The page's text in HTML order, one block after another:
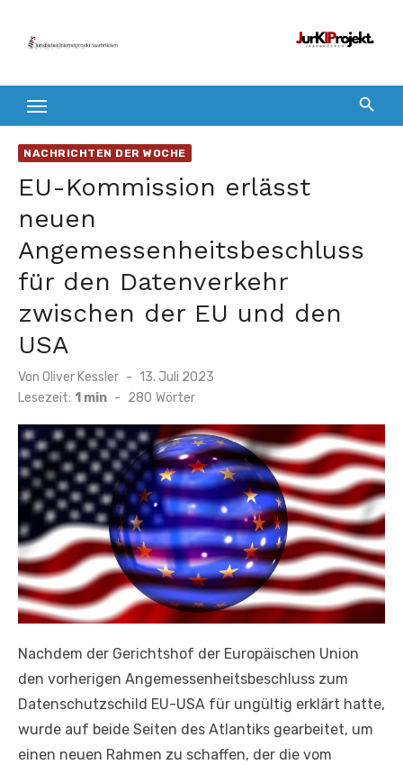
Inhalt
NACHRICHTEN DER WOCHE
EU-Kommission erlässt
neuen
Angemessenheitsbeschluss
für den Datenverkehr
zwischen der EU und den
USA
Von Oliver Kessler
Veröffentlicht
am
13. Juli 2023
Lesezeit: 1 min - 280 Wörter
Nachdem der Gerichtshof der Europäischen Union
den vorherigen Angemessenheitsbeschluss zum
Datenschutzschild EU-USA für ungültig erklärt hatte,
wurde auf beide Seiten des Atlantiks gearbeitet, um
einen neuen Rahmen zu schaffen, der die vom